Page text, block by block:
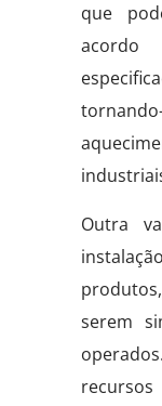
que
acordo
Outra
serem